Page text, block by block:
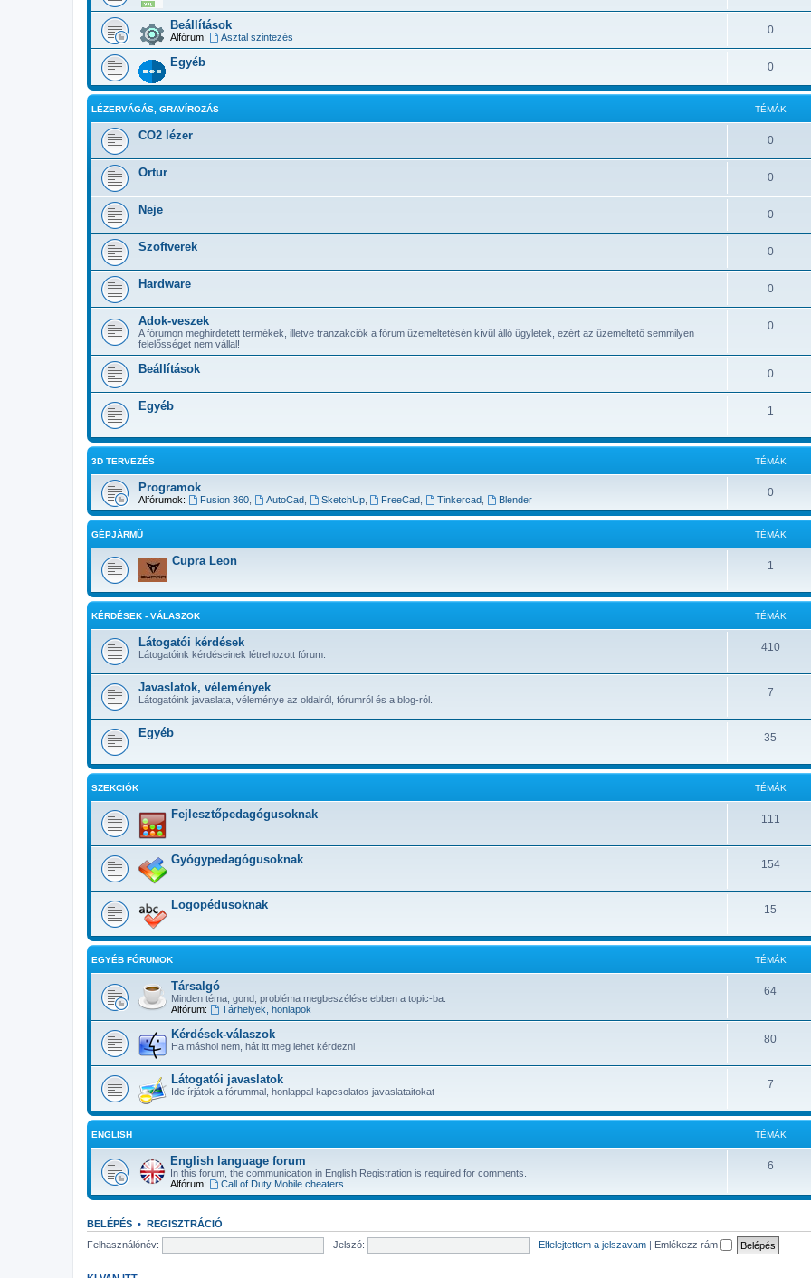
Beállítások
Alfórum: Asztal szintezés
0
Egyéb 0
LÉZERVÁGÁS, GRAVÍROZÁS TÉMÁK
CO2 lézer 0
Ortur 0
Neje 0
Szoftverek 0
Hardware 0
Adok-veszek
A fórumon meghirdetett termékek, illetve tranzakciók a fórum üzemeltetésén kívül álló ügyletek, ezért az üzemeltető semmilyen
felelősséget nem vállal!
0
Beállítások 0
Egyéb 1
3D TERVEZÉS TÉMÁK
Programok
Alfórumok: Fusion 360, AutoCad, SketchUp, FreeCad Tinkercad Blender
0
GÉPJÁRMŰ TÉMÁK
Cupra Leon 1
KÉRDÉSEK - VÁLASZOK TÉMÁK
Látogatói kérdések
Látogatóink kérdéseinek létrehozott fórum.
410
Javaslatok, vélemények
Látogatóink javaslata, véleménye az oldalról, fórumról és a blog-ról.
7
Egyéb 35
SZEKCIÓK TÉMÁK
Fejlesztőpedagógusoknak 111
Gyógypedagógusoknak 154
Logopédusoknak 15
EGYÉB FÓRUMOK TÉMÁK
Társalgó
Minden téma, gond, probléma megbeszélése ebben a topic-ba.
Alfórum:
Tárhelyek, honlapok
64
Kérdések-válaszok
Ha máshol nem, hát itt meg lehet kérdezni
80
Látogatói javaslatok
Ide írjátok a fórummal, honlappal kapcsolatos javaslataitokat
7
ENGLISH TÉMÁK
English language forum
In this forum, the communication in English Registration is required for comments.
Alfórum:
Call of Duty Mobile cheaters
6
BELÉPÉS • REGISZTRÁCIÓ
Felhasználónév:
Jelszó: Elfelejtettem a jelszavam | Emlékezz rám